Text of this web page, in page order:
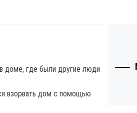
взорвать дом с помощью